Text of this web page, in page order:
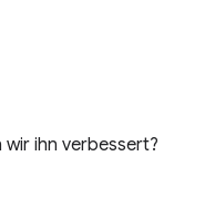
wir ihn verbessert?